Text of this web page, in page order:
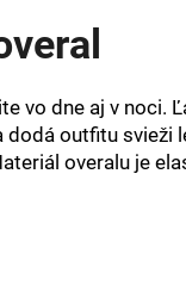
vo dne aj v noci.
outfitu svieži
overalu je